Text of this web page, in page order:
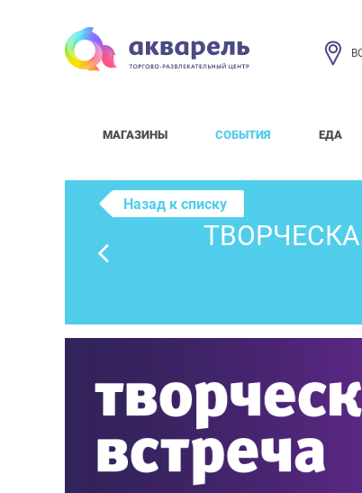
МАГАЗИНЫ СОБЫТИЯ ЕДА
Назад к списку